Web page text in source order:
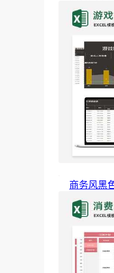
商务风黑